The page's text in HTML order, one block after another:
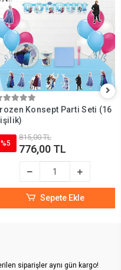
Konsept Parti Seti (16
%5
815,00 TL
776,00 TL
Sepete Ekle
siparişler aynı gün kargo!